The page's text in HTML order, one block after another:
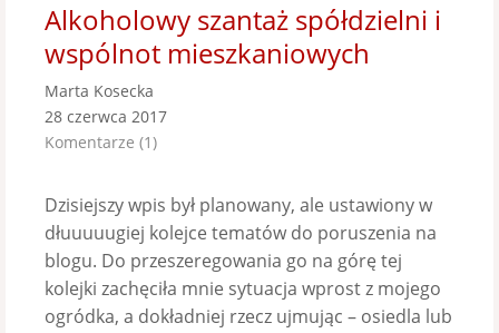
Alkoholowy szantaż spółdzielni i
wspólnot mieszkaniowych
Marta Kosecka
28 czerwca 2017
Komentarze (1)
Dzisiejszy wpis był planowany, ale ustawiony w
dłuuuuugiej kolejce tematów do poruszenia na
blogu. Do przeszeregowania go na górę tej
kolejki zachęciła mnie sytuacja wprost z mojego
ogródka, a dokładniej rzecz ujmując – osiedla lub